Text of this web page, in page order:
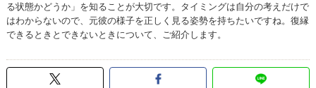
る状態かどうか」を知ることが大切です。タイミングは自分の考えだけで
はわからないので、元彼の様子を正しく見る姿勢を持ちたいですね。復縁
できるときとできないときについて、ご紹介します。